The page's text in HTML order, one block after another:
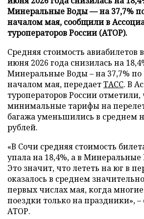
Минеральные Воды — на 37,7%
началом мая, сообщили в
туроператоров России (АТОР).
Средняя стоимость авиабилетов
июня 2026 года снизилась на
Минеральные Воды – на 37,7% по
началом мая, передаетТАСС. В
туроператоров России отметили,
минимальные тарифы на
багажа уменьшились в среднем
рублей.
«В Сочи средняя стоимость
упала на 18,4%, а в Минеральные
Это значит, что лететь на юг в
оказалось в среднем
первых числах мая, когда
поездки только на праздники»,
АТОР.